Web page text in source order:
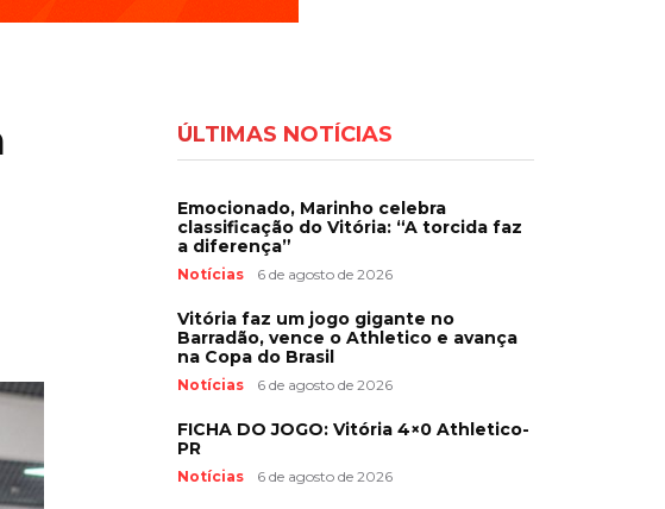
ÚLTIMAS NOTÍCIAS
Emocionado, Marinho celebra
classificação do Vitória: “A torcida faz
a diferença”
Notícias 6 de agosto de 2026
Vitória faz um jogo gigante no
Barradão, vence o Athletico e avança
na Copa do Brasil
Notícias 6 de agosto de 2026
FICHA DO JOGO: Vitória 4×0 Athletico-
PR
Notícias 6 de agosto de 2026